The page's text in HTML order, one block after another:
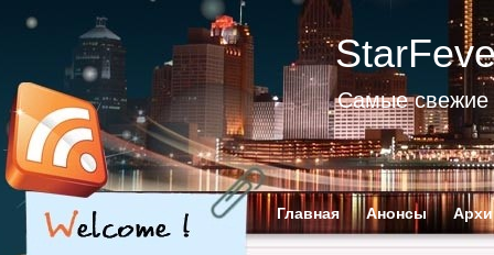
Самые свежие
Главная Анонсы